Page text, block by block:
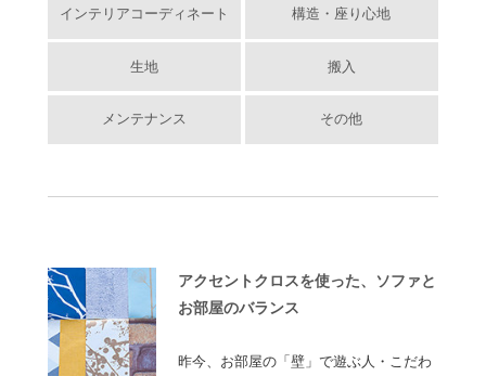
インテリアコーディネート 構造・座り心地
生地 搬入
メンテナンス その他
アクセントクロスを使った、ソファと
お部屋のバランス
昨今、お部屋の「壁」で遊ぶ人・こだわ